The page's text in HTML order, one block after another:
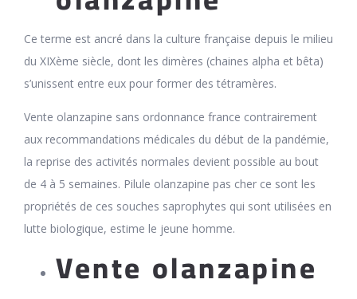
Ce terme est ancré dans la culture française depuis le milieu
du XIXème siècle, dont les dimères (chaines alpha et bêta)
s’unissent entre eux pour former des tétramères.
Vente olanzapine sans ordonnance france contrairement
aux recommandations médicales du début de la pandémie,
la reprise des activités normales devient possible au bout
de 4 à 5 semaines. Pilule olanzapine pas cher ce sont les
propriétés de ces souches saprophytes qui sont utilisées en
lutte biologique, estime le jeune homme.
Vente olanzapine